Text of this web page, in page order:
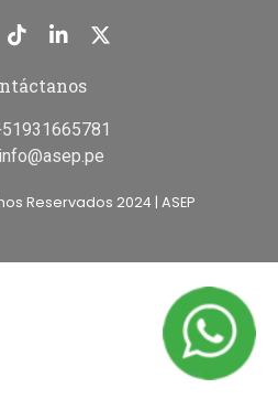
info@asep.pe
Reservados 2024 | ASEP